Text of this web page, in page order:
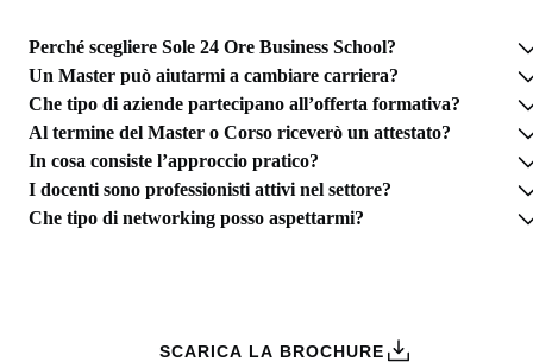
Perché scegliere Sole 24 Ore Business School?
Un Master può aiutarmi a cambiare carriera?
Che tipo di aziende partecipano all’offerta formativa?
Al termine del Master o Corso riceverò un attestato?
In cosa consiste l’approccio pratico?
I docenti sono professionisti attivi nel settore?
Che tipo di networking posso aspettarmi?
SCARICA LA BROCHURE